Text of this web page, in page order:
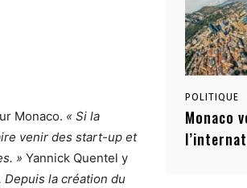
Monaco. « Si la
venir des start-up et
» Yannick Quentel y
Depuis la création du
POLITIQUE
Monaco